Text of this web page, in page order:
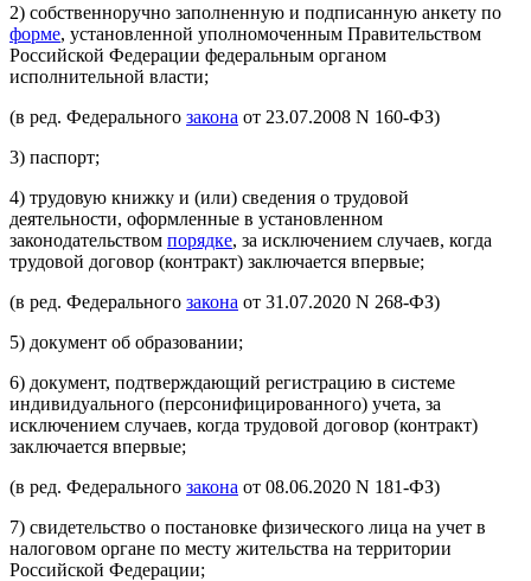
2) собственноручно заполненную и подписанную анкету по
форме, установленной уполномоченным Правительством
Российской Федерации федеральным органом
исполнительной власти;
(в ред. Федерального закона от 23.07.2008 N 160-ФЗ)
3) паспорт;
4) трудовую книжку и (или) сведения о трудовой
деятельности, оформленные в установленном
законодательством порядке, за исключением случаев, когда
трудовой договор (контракт) заключается впервые;
(в ред. Федерального закона от 31.07.2020 N 268-ФЗ)
5) документ об образовании;
6) документ, подтверждающий регистрацию в системе
индивидуального (персонифицированного) учета, за
исключением случаев, когда трудовой договор (контракт)
заключается впервые;
(в ред. Федерального закона от 08.06.2020 N 181-ФЗ)
7) свидетельство о постановке физического лица на учет в
налоговом органе по месту жительства на территории
Российской Федерации;